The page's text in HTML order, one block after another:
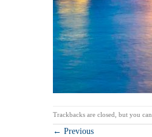
Trackbacks are closed, but you can
← Previous